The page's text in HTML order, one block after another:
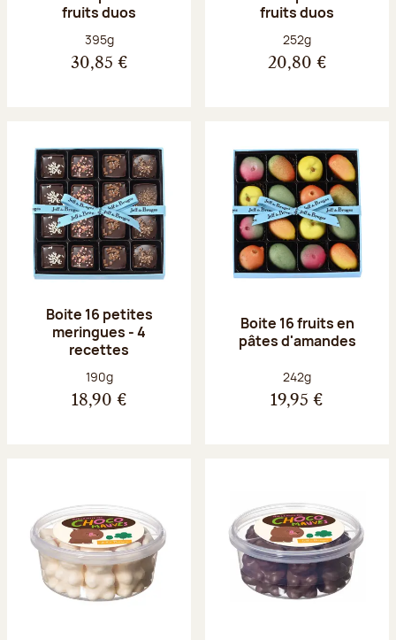
fruits duos
Poids net :
395g
30,85 €
fruits duos
Poids net :
252g
20,80 €
Boite 16 petites
meringues - 4
recettes
Poids net :
190g
18,90 €
Boite 16 fruits en
pâtes d'amandes
Poids net :
242g
19,95 €